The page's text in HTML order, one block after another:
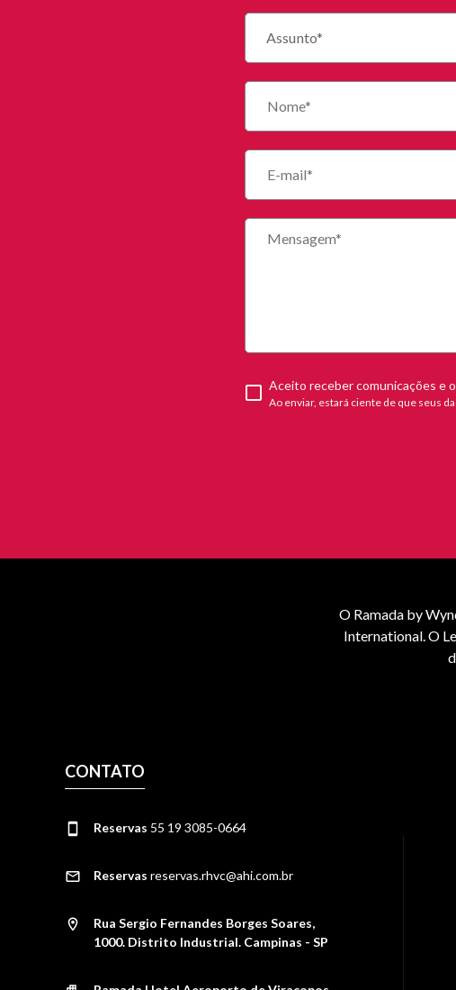
Assunto*
Aceito receber comunicações e
Ao enviar, estará ciente de que seus
O Ramada by
International. O
CONTATO
Reservas 55 19 3085-0664
Reservas reservas.rhvc@ahi.com.br
Rua Sergio Fernandes Borges Soares,
1000. Distrito Industrial. Campinas - SP